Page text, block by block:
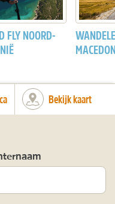
FLY NOORD-
Bekijk kaart